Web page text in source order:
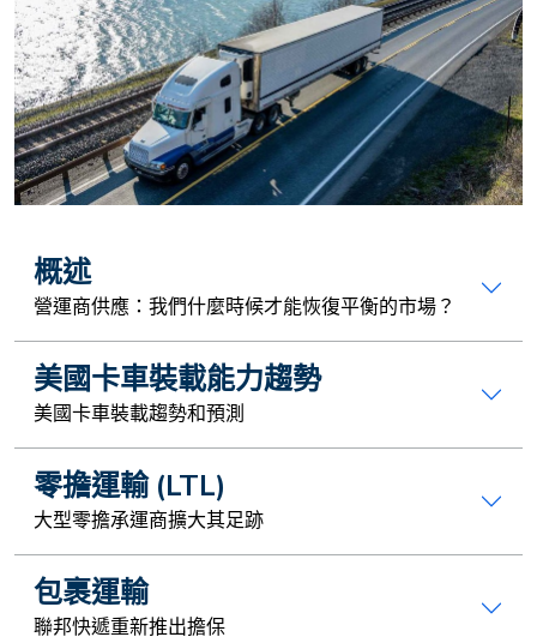
概述
營運商供應：我們什麼時候才能恢復平衡的市場？
美國卡車裝載能力趨勢
美國卡車裝載趨勢和預測
零擔運輸 (LTL)
大型零擔承運商擴大其足跡
包裹運輸
聯邦快遞重新推出擔保